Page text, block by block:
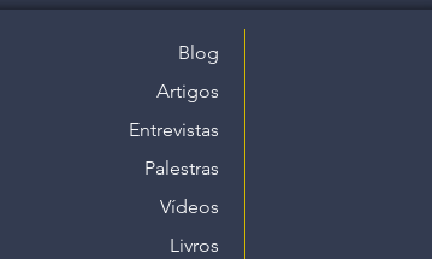
Blog
Artigos
Entrevistas
Palestras
Vídeos
Livros